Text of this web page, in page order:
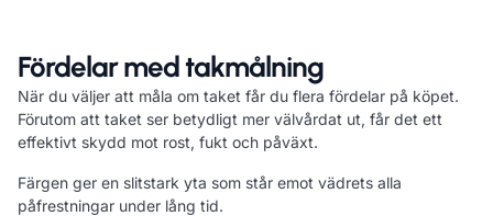
Fördelar med takmålning
När du väljer att måla om taket får du flera fördelar på köpet.
Förutom att taket ser betydligt mer välvårdat ut, får det ett
effektivt skydd mot rost, fukt och påväxt.
Färgen ger en slitstark yta som står emot vädrets alla
påfrestningar under lång tid.